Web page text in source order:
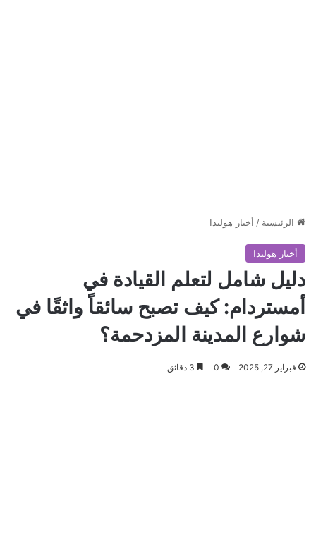
الرئيسية / أخبار هولندا
أخبار هولندا
دليل شامل لتعلم القيادة في
أمستردام: كيف تصبح سائقاً واثقًا في
شوارع المدينة المزدحمة؟
فبراير 27, 2025 0